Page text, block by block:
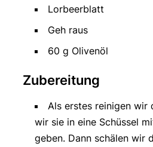
Lorbeerblatt
Geh raus
60 g Olivenöl
Zubereitung
Als erstes reinigen wir
wir sie in eine Schüssel
geben. Dann schälen wir